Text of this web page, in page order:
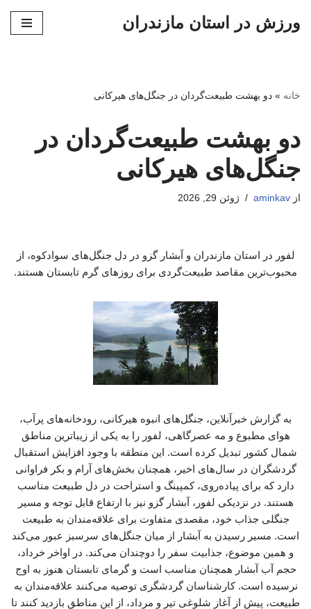
ورزش در استان مازندران
خانه » دو بهشت طبیعت‌گردان در جنگل‌های هیرکانی
دو بهشت طبیعت‌گردان در
جنگل‌های هیرکانی
از aminkav ژوئن 29, 2026
لفور در استان مازندران و آبشار گزو در دل جنگل‌های سوادکوه، از
محبوب‌ترین مقاصد طبیعت‌گردی برای روزهای گرم تابستان هستند.
به گزارش خبرآنلاین، جنگل‌های انبوه هیرکانی، رودخانه‌های پرآب،
هوای مطبوع و مه عصرگاهی، لفور را به یکی از زیباترین مناطق
شمال کشور تبدیل کرده است. این منطقه با وجود افزایش استقبال
گردشگران در سال‌های اخیر، همچنان بخش‌های آرام و بکر فراوانی
دارد که برای پیاده‌روی، کمپینگ و استراحت در دل طبیعت مناسب
هستند. در نزدیکی لفور، آبشار گزو نیز با ارتفاع قابل توجه و مسیر
جنگلی جذاب خود، مقصدی متفاوت برای علاقه‌مندان به طبیعت
است. مسیر رسیدن به آبشار از میان جنگل‌های سرسبز عبور می‌کند
و همین موضوع، جذابیت سفر را دوچندان می‌کند. در اواخر خرداد،
حجم آب آبشار همچنان مناسب است و گرمای تابستان هنوز به اوج
نرسیده است. کارشناسان گردشگری توصیه می‌کنند علاقه‌مندان به
طبیعت، پیش از آغاز شلوغی تیر و مرداد، از این مناطق بازدید کنند تا